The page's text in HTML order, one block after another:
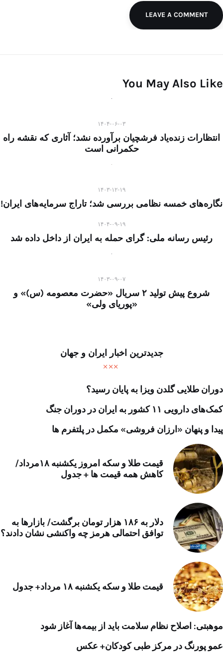
LEAVE A COMMENT
You May Also Like
۱۴۰۴-۰۶-۰۳
انتظارات زنده‌یاد فرشچیان برآورده نشد؛ آثاری که نقشه راه
حکمرانی است
۱۴۰۳-۱۲-۱۹
نگاره‌های خمسه نظامی بررسی شد؛ تاراج سرمایه‌های ایران!
۱۴۰۴-۰۹-۱۹
رئیس رسانه ملی: گرای حمله به ایران از داخل داده شد
۱۴۰۳-۰۹-۰۷
شروع پیش تولید ۲ سریال «حضرت معصومه (س)» و
«پوریای ولی»
جدیدترین اخبار ایران و جهان
دوران طلایی گلدن ویزا به پایان رسید؟
کمک‌های دارویی ۱۱ کشور به ایران در دوران جنگ
پیدا و پنهان «ارزان فروشی» مکمل در پلتفرم ها
قیمت طلا و سکه امروز یکشنبه ۱۸مرداد/
کاهش همه قیمت ها + جدول
دلار به ۱۸۶ هزار تومان برگشت/ بازارها به
توافق احتمالی هرمز چه واکنشی نشان دادند؟
قیمت طلا و سکه یکشنبه ۱۸ مرداد+ جدول
موهبتی: اصلاح نظام سلامت باید از بیمه‌ها آغاز شود
عمو پورنگ در مرکز طبی کودکان+ عکس